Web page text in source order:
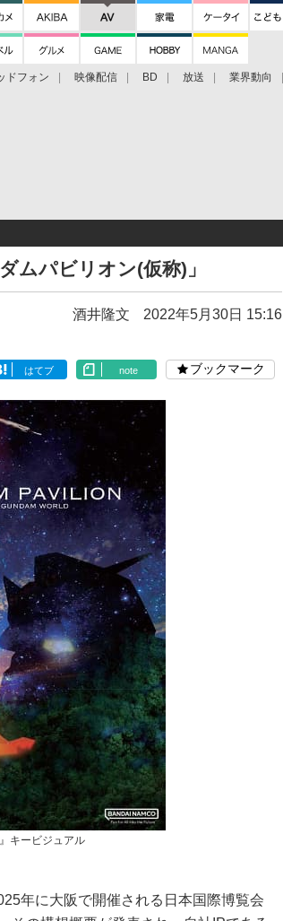
ドフォン 映像配信 BD 放送 業界動向
ムパビリオン(仮称)」
酒井隆文 2022年5月30日 15:16
はてブ note ブックマーク
キービジュアル
年に大阪で開催される日本国際博覧会